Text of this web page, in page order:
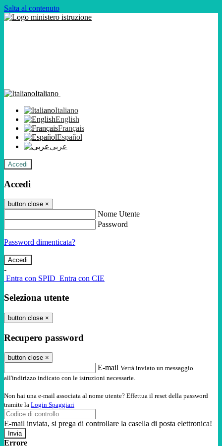
Salta al contenuto
Italiano
Italiano
English
Français
Español
عربى
Accedi
Accedi
button close ×
Nome Utente
Password
Password dimenticata?
-
Entra con SPID Entra con CIE
Seleziona utente
button close ×
Recupero password
button close ×
E-mail Verrà inviato un messaggio
all'indirizzo indicato con le istruzioni necessarie.
Non hai una e-mail associata al nome utente? Effettua il reset della password
tramite la Login Spaggiari
E-mail inviata, si prega di controllare la casella di posta elettronica!
Errore